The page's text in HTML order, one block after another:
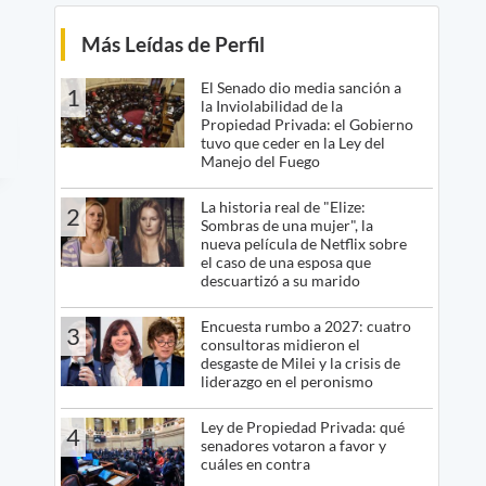
Más Leídas de Perfil
1
El Senado dio media sanción a
la Inviolabilidad de la
Propiedad Privada: el Gobierno
tuvo que ceder en la Ley del
Manejo del Fuego
2
La historia real de "Elize:
Sombras de una mujer", la
nueva película de Netflix sobre
el caso de una esposa que
descuartizó a su marido
3
Encuesta rumbo a 2027: cuatro
consultoras midieron el
desgaste de Milei y la crisis de
liderazgo en el peronismo
4
Ley de Propiedad Privada: qué
senadores votaron a favor y
cuáles en contra